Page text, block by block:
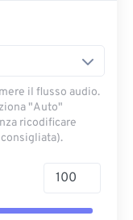
il flusso audio.
"Auto"
ricodificare